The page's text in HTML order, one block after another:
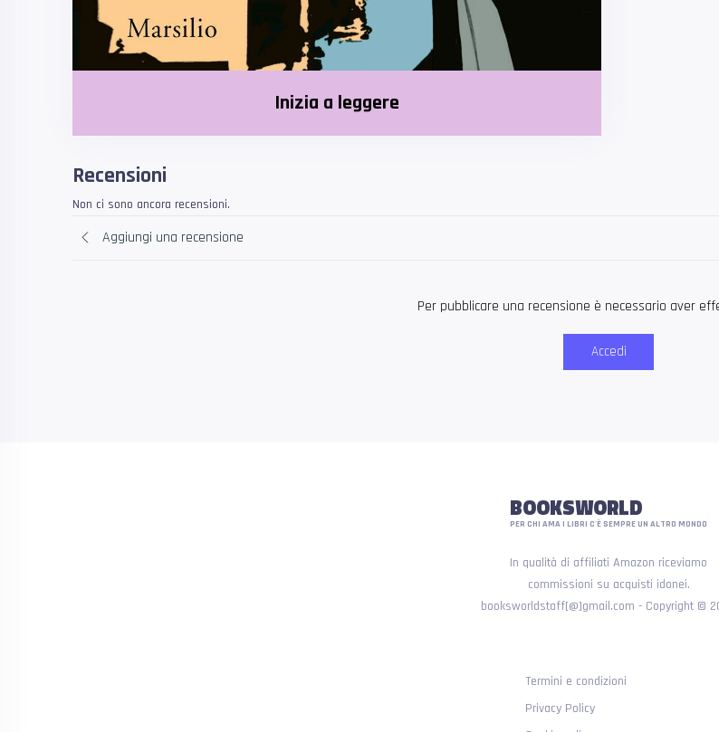
Inizia a leggere
Recensioni
Non ci sono ancora recensioni.
Aggiungi una recensione
Per pubblicare una recensione è necessario aver
Accedi
BOOKSWORLD
PER CHI AMA I LIBRI C'È SEMPRE UN ALTRO MONDO
In qualità di affiliati Amazon riceviamo
commissioni su acquisti idonei.
booksworldstaff[@]gmail.com - Copyright ©
Termini e condizioni
Privacy Policy